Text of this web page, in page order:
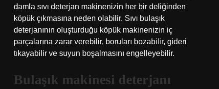
damla sıvı deterjan makinenizin her bir deliğinden
köpük çıkmasına neden olabilir. Sıvı bulaşık
deterjanının oluşturduğu köpük makinenizin iç
parçalarına zarar verebilir, boruları bozabilir, gideri
tıkayabilir ve suyun boşalmasını engelleyebilir.
Bulaşık makinesi deterjanı